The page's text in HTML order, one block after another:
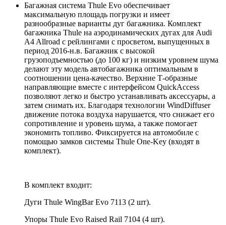
Багажная система Thule Evo обеспечивает
максимальную площадь погрузки и имеет
разнообразные варианты дуг багажника. Комплект
багажника Thule на аэродинамических дугах для Audi
A4 Allroad с рейлингами с просветом, выпущенных в
период 2016-н.в. Багажник с высокой
грузоподъемностью (до 100 кг) и низким уровнем шума
делают эту модель автобагажника оптимальным в
соотношении цена-качество. Верхние Т-образные
направляющие вместе с интерфейсом QuickAccess
позволяют легко и быстро устанавливать аксессуары, а
затем снимать их. Благодаря технологии WindDiffuser
движение потока воздуха нарушается, что снижает его
сопротивление и уровень шума, а также помогает
экономить топливо. Фиксируется на автомобиле с
помощью замков системы Thule One-Key (входят в
комплект).
В комплект входит:
Дуги Thule WingBar Evo 7113 (2 шт).
Упоры Thule Evo Raised Rail 7104 (4 шт).